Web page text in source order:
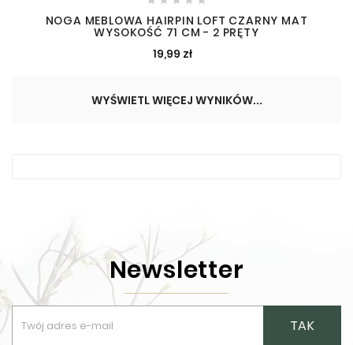
NOGA MEBLOWA HAIRPIN LOFT CZARNY MAT
WYSOKOŚĆ 71 CM - 2 PRĘTY
19,99 zł
WYŚWIETL WIĘCEJ WYNIKÓW...
Newsletter
TAK